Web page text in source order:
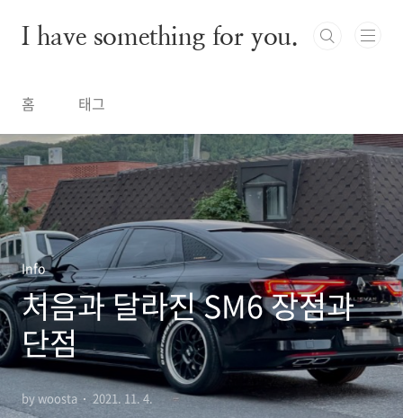
I have something for you.
홈 태그
Info
처음과 달라진 SM6 장점과
단점
by woosta 2021. 11. 4.